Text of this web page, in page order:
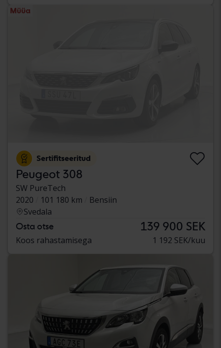
Müüa
Sertifitseeritud
Peugeot 308
SW PureTech
2020
101 180 km
Bensiin
Svedala
Osta otse 139 900 SEK
Koos rahastamisega 1 192 SEK/kuu